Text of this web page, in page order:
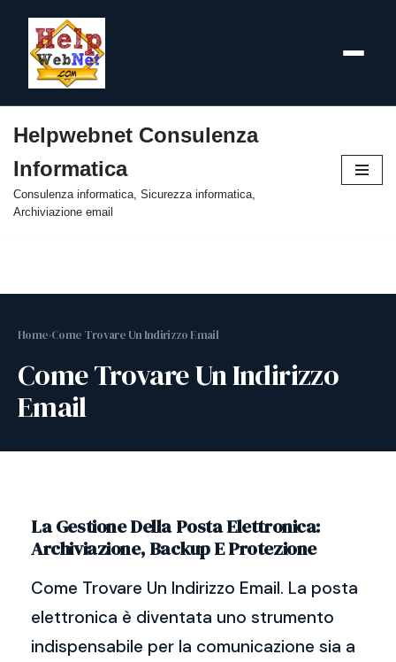
al
contenuto
Helpwebnet Consulenza
Informatica
Consulenza informatica, Sicurezza informatica,
Archiviazione email
Home›Come Trovare Un Indirizzo Email
Come Trovare Un Indirizzo
Email
La Gestione Della Posta Elettronica:
Archiviazione, Backup E Protezione
Come Trovare Un Indirizzo Email. La posta
elettronica è diventata uno strumento
indispensabile per la comunicazione sia a